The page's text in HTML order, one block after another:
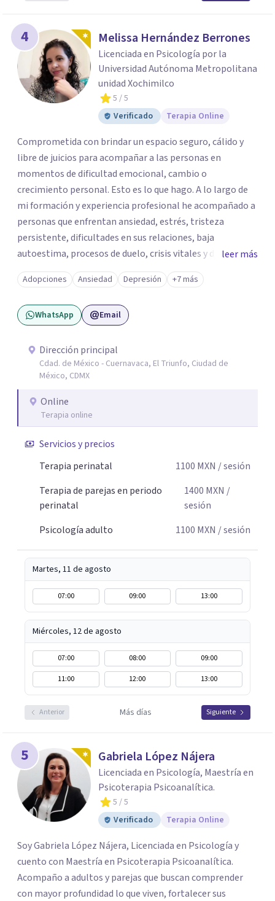
4 Melissa Hernández Berrones
Licenciada en Psicología por la
Universidad Autónoma Metropolitana
unidad Xochimilco
5 / 5
Verificado
Terapia Online
Comprometida con brindar un espacio seguro, cálido y
libre de juicios para acompañar a las personas en
momentos de dificultad emocional, cambio o
crecimiento personal. Esto es lo que hago. A lo largo de
mi formación y experiencia profesional he acompañado a
personas que enfrentan ansiedad, estrés, tristeza
persistente, dificultades en sus relaciones, baja
autoestima, procesos de duelo, crisis vitales y desafíos
relacionados con la adaptación a nuevas etapas de la vida.
Mi enfoque se basa en la escucha empática, el respeto por
la historia de cada persona y el trabajo conjunto para
desarrollar herramientas que favorezcan el bienestar
que buscar ayuda psicológica es un acto de valentía y
autocuidado. Mi objetivo es acompañarte para que puedas
comprender mejor lo que estás viviendo, fortalecer tus
recursos personales y construir una vida más plena y
congruente con tus necesidades y valores.
leer más
Adopciones Ansiedad Depresión +7 más
WhatsApp Email
Dirección principal
Cdad. de México - Cuernavaca, El Triunfo, Ciudad de
México, CDMX
Online
Terapia online
Servicios y precios
Terapia perinatal
1100 MXN / sesión
Terapia de parejas en periodo
perinatal
1400 MXN /
sesión
Psicología adulto
1100 MXN / sesión
Martes, 11 de agosto
07:00 09:00 13:00
Miércoles, 12 de agosto
07:00 08:00
09:00
11:00
12:00 13:00
Anterior Más días Siguiente
5 Gabriela López Nájera
Licenciada en Psicología, Maestría en
Psicoterapia Psicoanalítica.
5 / 5
Verificado
Terapia Online
Soy Gabriela López Nájera, Licenciada en Psicología y
cuento con Maestría en Psicoterapia Psicoanalítica.
Acompaño a adultos y parejas que buscan comprender
con mayor profundidad lo que viven, fortalecer sus